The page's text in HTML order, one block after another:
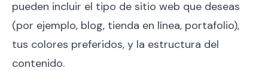
pueden incluir el tipo de sitio web que deseas
(por ejemplo, blog, tienda en línea, portafolio),
tus colores preferidos, y la estructura del
contenido.